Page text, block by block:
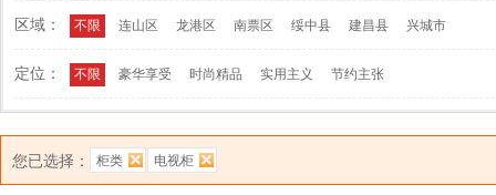
区域： 不限 连山区 龙港区 南票区 绥中县 建昌县 兴城市
定位： 不限 豪华享受 时尚精品 实用主义 节约主张
您已选择： 柜类 电视柜